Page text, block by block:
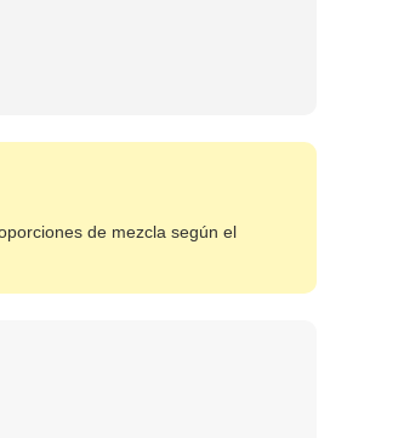
de mezcla según el